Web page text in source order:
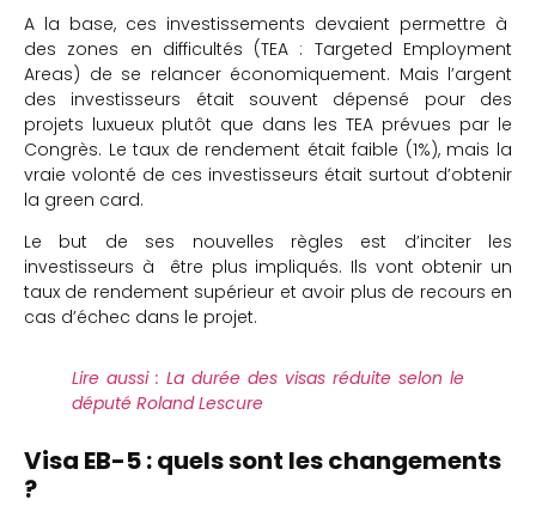
A la base, ces investissements devaient permettre à
des zones en difficultés (TEA : Targeted Employment
Areas) de se relancer économiquement. Mais l’argent
des investisseurs était souvent dépensé pour des
projets luxueux plutôt que dans les TEA prévues par le
Congrès. Le taux de rendement était faible (1%), mais la
vraie volonté de ces investisseurs était surtout d’obtenir
la green card.
Le but de ses nouvelles règles est d’inciter les
investisseurs à être plus impliqués. Ils vont obtenir un
taux de rendement supérieur et avoir plus de recours en
cas d’échec dans le projet.
Lire aussi : La durée des visas réduite selon le
député Roland Lescure
Visa EB-5 : quels sont les changements
?